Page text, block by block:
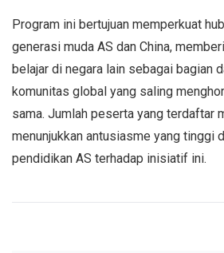
Program ini bertujuan memperkuat
generasi muda AS dan China,
belajar di negara lain sebagai bagian
komunitas global yang saling
sama. Jumlah peserta yang terdaftar
menunjukkan antusiasme yang tinggi
pendidikan AS terhadap inisiatif ini.